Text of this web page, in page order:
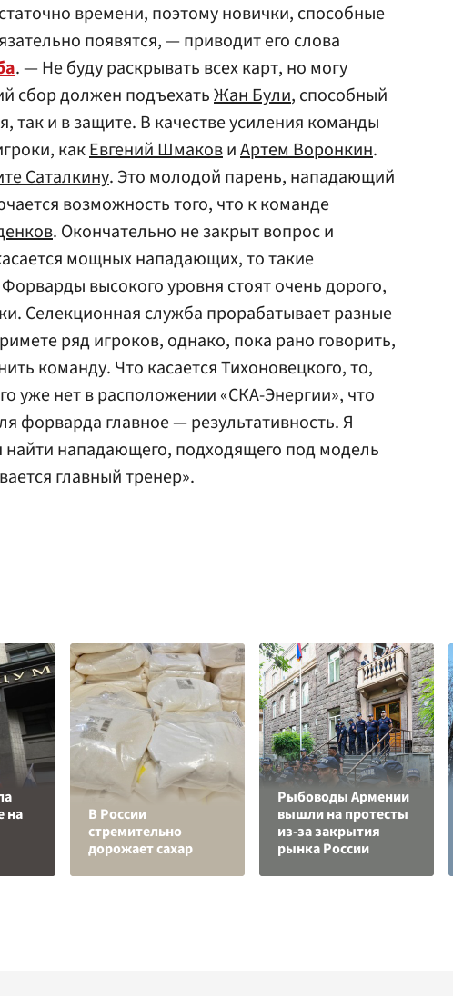
времени, поэтому новички, способные
появятся, — приводит его слова
. — Не буду раскрывать всех карт, но могу
сбор должен подъехатьЖан Були, способный
так и в защите. В качестве усиления команды
какЕвгений ШмаковиАртем Воронкин.
Саталкину. Это молодой парень, нападающий
возможность того, что к команде
. Окончательно не закрыт вопрос и
мощных нападающих, то такие
высокого уровня стоят очень дорого,
Селекционная служба прорабатывает разные
ряд игроков, однако, пока рано говорить,
команду. Что касается Тихоновецкого, то,
уже нет в расположении «СКА-Энергии», что
форварда главное — результативность. Я
найти нападающего, подходящего под модель
главный тренер».
на
В России
стремительно
дорожает сахар
Рыбоводы Армении
вышли на протесты
из-за закрытия
рынка России